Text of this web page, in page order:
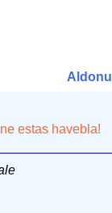
Aldonu
estas havebla!